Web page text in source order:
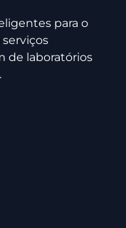
para o
de laboratórios